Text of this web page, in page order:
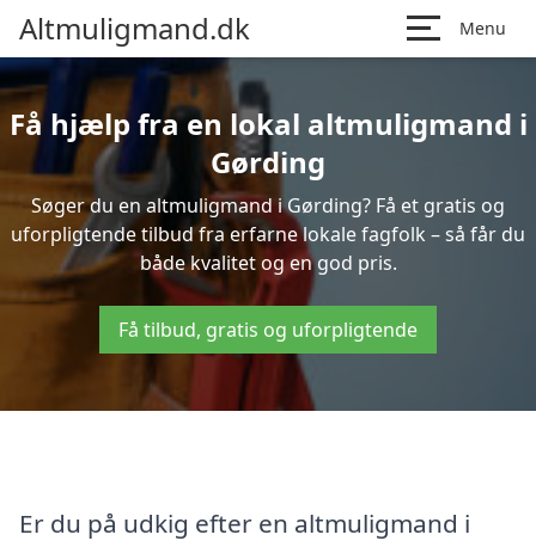
Altmuligmand.dk Menu
Få hjælp fra en lokal altmuligmand i
Gørding
Søger du en altmuligmand i Gørding? Få et gratis og
uforpligtende tilbud fra erfarne lokale fagfolk – så får du
både kvalitet og en god pris.
Få tilbud, gratis og uforpligtende
Er du på udkig efter en altmuligmand i